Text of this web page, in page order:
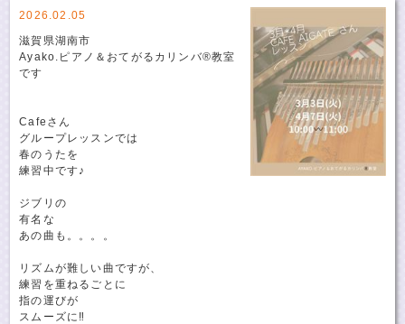
2026.02.05
滋賀県湖南市
Ayako.ピアノ＆おてがるカリンバ®️教室
です
Cafeさん
グループレッスンでは
春のうたを
練習中です♪
ジブリの
有名な
あの曲も。。。。
リズムが難しい曲ですが、
練習を重ねるごとに
指の運びが
スムーズに‼️